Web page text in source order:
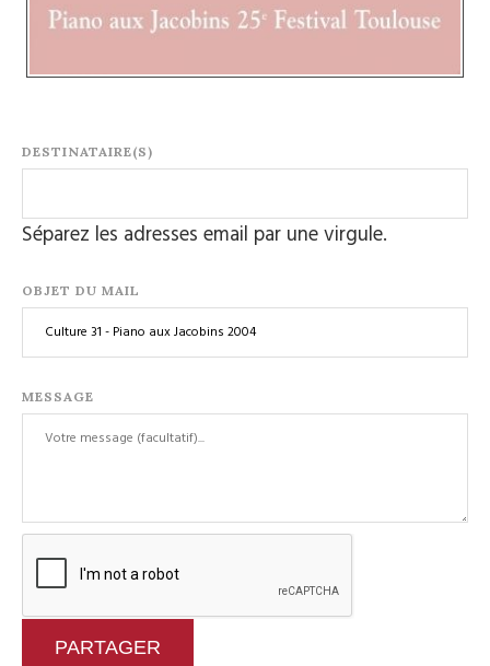
DESTINATAIRE(S)
Séparez les adresses email par une virgule.
OBJET DU MAIL
MESSAGE
PARTAGER